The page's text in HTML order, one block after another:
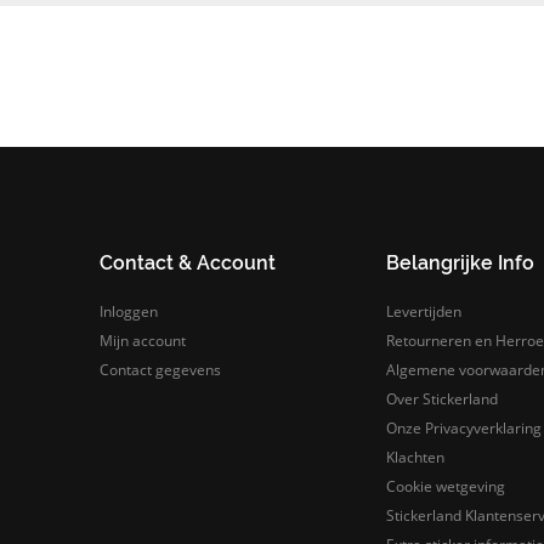
Contact & Account
Inloggen
Mijn account
Contact gegevens
Belangrijke Info
Levertijden
Retourneren en
Algemene
Over Stickerland
Onze Privacyverklaring
Klachten
Cookie wetgeving
Stickerland